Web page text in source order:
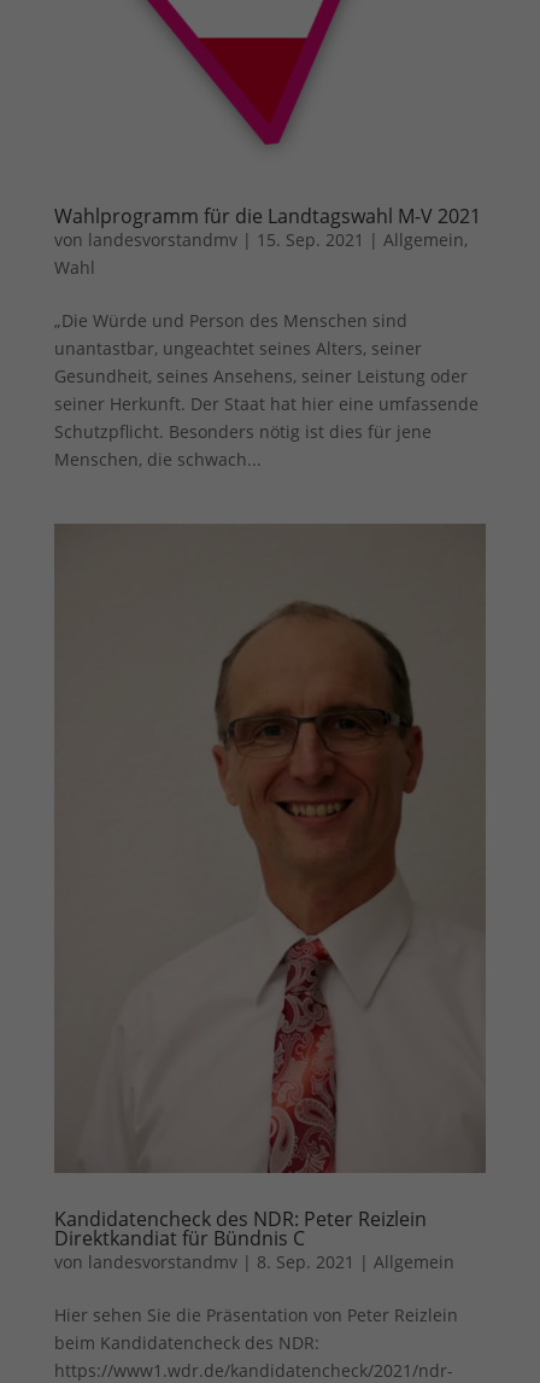
Wahlprogramm für die Landtagswahl M-V 2021
von landesvorstandmv| 15. Sep. 2021 | Allgemein,
Wahl
„Die Würde und Person des Menschen sind
unantastbar, ungeachtet seines Alters, seiner
Gesundheit, seines Ansehens, seiner Leistung oder
seiner Herkunft. Der Staat hat hier eine umfassende
Schutzpflicht. Besonders nötig ist dies für jene
Menschen, die schwach...
Kandidatencheck des NDR: Peter Reizlein
Direktkandiat für Bündnis C
von landesvorstandmv| 8. Sep. 2021 | Allgemein
Hier sehen Sie die Präsentation von Peter Reizlein
beim Kandidatencheck des NDR:
https://www1.wdr.de/kandidatencheck/2021/ndr-